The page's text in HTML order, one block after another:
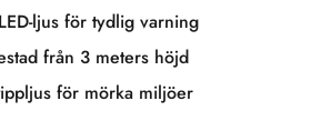
ljus för tydlig varning
från 3 meters höjd
för mörka miljöer